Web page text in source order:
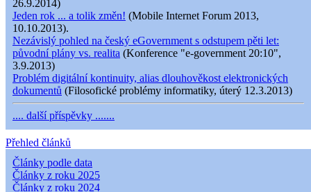
26.9.2014)
Jeden rok ... a tolik změn! (Mobile Internet Forum 2013,
10.10.2013).
Nezávislý pohled na český eGovernment s odstupem pěti let:
původní plány vs. realita (Konference "e-government 20:10",
3.9.2013)
Problém digitální kontinuity, alias dlouhověkost elektronických
dokumentů (Filosofické problémy informatiky, úterý 12.3.2013)
.... další příspěvky .......
Přehled článků
Články podle data
Články z roku 2025
Články z roku 2024